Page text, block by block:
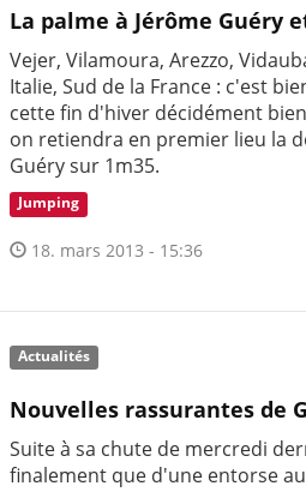
La palme à Jérôme Guéry
Vejer, Vilamoura, Arezzo,
Italie, Sud de la France : c'est
cette fin d'hiver décidément
on retiendra en premier lieu la
Guéry sur 1m35.
Jumping
18. mars 2013 - 15:36
Actualités
Nouvelles rassurantes de
Suite à sa chute de mercredi
finalement que d'une entorse